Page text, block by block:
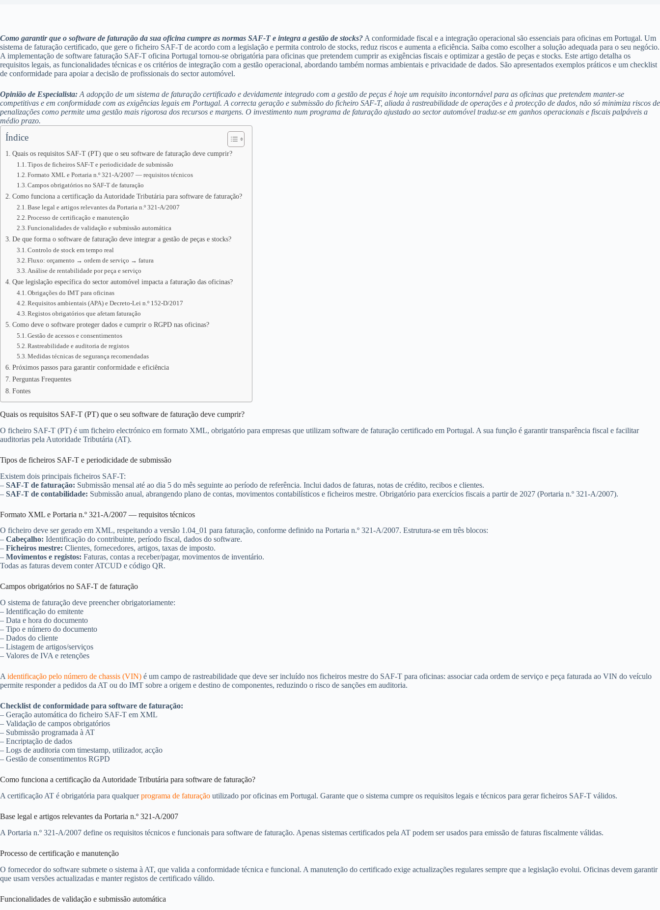
Como garantir que o software de faturação da sua oficina cumpre as normas SAF-T e integra a gestão de stocks? A conformidade fiscal e a integração operacional são essenciais para oficinas em Portugal. Um
sistema de faturação certificado, que gere o ficheiro SAF-T de acordo com a legislação e permita controlo de stocks, reduz riscos e aumenta a eficiência. Saiba como escolher a solução adequada para o seu negócio.
A implementação de software faturação SAF-T oficina Portugal tornou-se obrigatória para oficinas que pretendem cumprir as exigências fiscais e optimizar a gestão de peças e stocks. Este artigo detalha os
requisitos legais, as funcionalidades técnicas e os critérios de integração com a gestão operacional, abordando também normas ambientais e privacidade de dados. São apresentados exemplos práticos e um checklist
de conformidade para apoiar a decisão de profissionais do sector automóvel.
Opinião de Especialista: A adopção de um sistema de faturação certificado e devidamente integrado com a gestão de peças é hoje um requisito incontornável para as oficinas que pretendem manter-se
competitivas e em conformidade com as exigências legais em Portugal. A correcta geração e submissão do ficheiro SAF-T, aliada à rastreabilidade de operações e à protecção de dados, não só minimiza riscos de
penalizações como permite uma gestão mais rigorosa dos recursos e margens. O investimento num programa de faturação ajustado ao sector automóvel traduz-se em ganhos operacionais e fiscais palpáveis a
médio prazo.
Índice
Quais os requisitos SAF-T (PT) que o seu software de faturação deve cumprir?
Tipos de ficheiros SAF-T e periodicidade de submissão
Formato XML e Portaria n.º 321-A/2007 — requisitos técnicos
Campos obrigatórios no SAF-T de faturação
Como funciona a certificação da Autoridade Tributária para software de faturação?
Base legal e artigos relevantes da Portaria n.º 321-A/2007
Processo de certificação e manutenção
Funcionalidades de validação e submissão automática
De que forma o software de faturação deve integrar a gestão de peças e stocks?
Controlo de stock em tempo real
Fluxo: orçamento → ordem de serviço → fatura
Análise de rentabilidade por peça e serviço
Que legislação específica do sector automóvel impacta a faturação das oficinas?
Obrigações do IMT para oficinas
Requisitos ambientais (APA) e Decreto‑Lei n.º 152‑D/2017
Registos obrigatórios que afetam faturação
Como deve o software proteger dados e cumprir o RGPD nas oficinas?
Gestão de acessos e consentimentos
Rastreabilidade e auditoria de registos
Medidas técnicas de segurança recomendadas
Próximos passos para garantir conformidade e eficiência
Perguntas Frequentes
Fontes
Quais os requisitos SAF-T (PT) que o seu software de faturação deve cumprir?
O ficheiro SAF-T (PT) é um ficheiro electrónico em formato XML, obrigatório para empresas que utilizam software de faturação certificado em Portugal. A sua função é garantir transparência fiscal e facilitar
auditorias pela Autoridade Tributária (AT).
Tipos de ficheiros SAF-T e periodicidade de submissão
Existem dois principais ficheiros SAF-T:
– SAF-T de faturação: Submissão mensal até ao dia 5 do mês seguinte ao período de referência. Inclui dados de faturas, notas de crédito, recibos e clientes.
– SAF-T de contabilidade: Submissão anual, abrangendo plano de contas, movimentos contabilísticos e ficheiros mestre. Obrigatório para exercícios fiscais a partir de 2027 (Portaria n.º 321-A/2007).
Formato XML e Portaria n.º 321-A/2007 — requisitos técnicos
O ficheiro deve ser gerado em XML, respeitando a versão 1.04_01 para faturação, conforme definido na Portaria n.º 321-A/2007. Estrutura-se em três blocos:
– Cabeçalho: Identificação do contribuinte, período fiscal, dados do software.
– Ficheiros mestre: Clientes, fornecedores, artigos, taxas de imposto.
– Movimentos e registos: Faturas, contas a receber/pagar, movimentos de inventário.
Todas as faturas devem conter ATCUD e código QR.
Campos obrigatórios no SAF-T de faturação
O sistema de faturação deve preencher obrigatoriamente:
– Identificação do emitente
– Data e hora do documento
– Tipo e número do documento
– Dados do cliente
– Listagem de artigos/serviços
– Valores de IVA e retenções
A identificação pelo número de chassis (VIN) é um campo de rastreabilidade que deve ser incluído nos ficheiros mestre do SAF-T para oficinas: associar cada ordem de serviço e peça faturada ao VIN do veículo
permite responder a pedidos da AT ou do IMT sobre a origem e destino de componentes, reduzindo o risco de sanções em auditoria.
Checklist de conformidade para software de faturação:
– Geração automática do ficheiro SAF-T em XML
– Validação de campos obrigatórios
– Submissão programada à AT
– Encriptação de dados
– Logs de auditoria com timestamp, utilizador, acção
– Gestão de consentimentos RGPD
Como funciona a certificação da Autoridade Tributária para software de faturação?
A certificação AT é obrigatória para qualquerprograma de faturação utilizado por oficinas em Portugal. Garante que o sistema cumpre os requisitos legais e técnicos para gerar ficheiros SAF-T válidos.
Base legal e artigos relevantes da Portaria n.º 321-A/2007
A Portaria n.º 321-A/2007 define os requisitos técnicos e funcionais para software de faturação. Apenas sistemas certificados pela AT podem ser usados para emissão de faturas fiscalmente válidas.
Processo de certificação e manutenção
O fornecedor do software submete o sistema à AT, que valida a conformidade técnica e funcional. A manutenção do certificado exige actualizações regulares sempre que a legislação evolui. Oficinas devem garantir
que usam versões actualizadas e manter registos de certificado válido.
Funcionalidades de validação e submissão automática